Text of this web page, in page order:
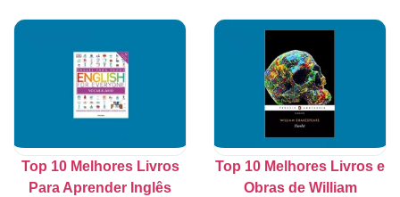
Top 10 Melhores Livros
Para Aprender Inglês
Top 10 Melhores Livros e
Obras de William